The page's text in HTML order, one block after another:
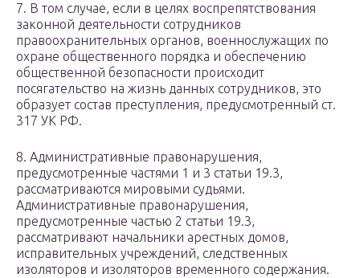
7. В том случае, если в целях воспрепятствования
законной деятельности сотрудников
правоохранительных органов, военнослужащих по
охране общественного порядка и обеспечению
общественной безопасности происходит
посягательство на жизнь данных сотрудников, это
образует состав преступления, предусмотренный ст.
317 УК РФ.
8. Административные правонарушения,
предусмотренные частями 1 и 3 статьи 19.3,
рассматриваются мировыми судьями.
Административные правонарушения,
предусмотренные частью 2 статьи 19.3,
рассматривают начальники арестных домов,
исправительных учреждений, следственных
изоляторов и изоляторов временного содержания.